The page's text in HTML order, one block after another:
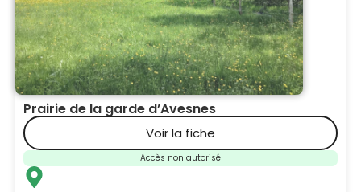
Prairie de la garde d’Avesnes
Voir la fiche
Accès non autorisé